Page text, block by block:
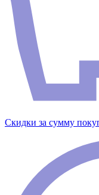
Скидки за сумму